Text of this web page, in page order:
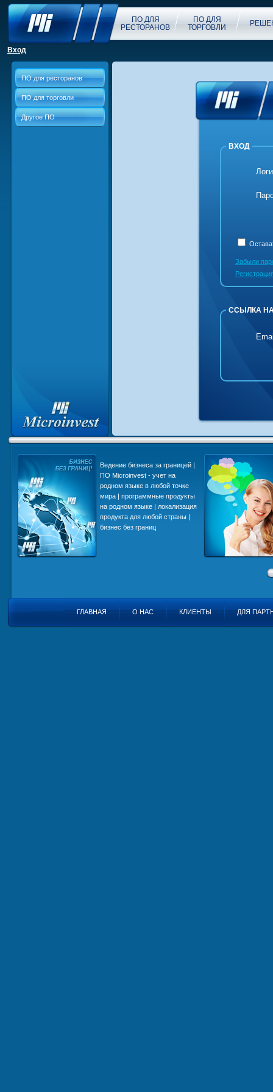
ПО ДЛЯ
РЕСТОРАНОВ
ПО ДЛЯ
ТОРГОВЛИ
Вход
ПО для ресторанов
ПО для торговли
Другое ПО
ВХОД
Забыли
ССЫЛКА
Ведение бизнеса за границей |
ПО Microinvest - учет на
родном языке в любой точке
мира | программные продукты
на родном языке | локализация
продукта для любой страны |
бизнес без границ
ГЛАВНАЯ О НАС КЛИЕНТЫ ДЛЯ